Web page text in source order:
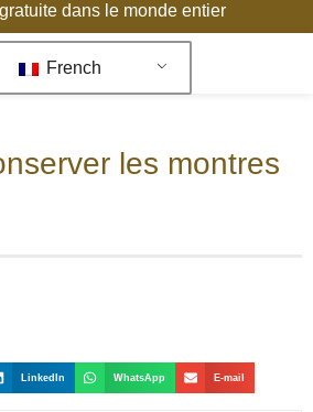
dans le monde entier
French
les montres
LinkedIn WhatsApp E-mail